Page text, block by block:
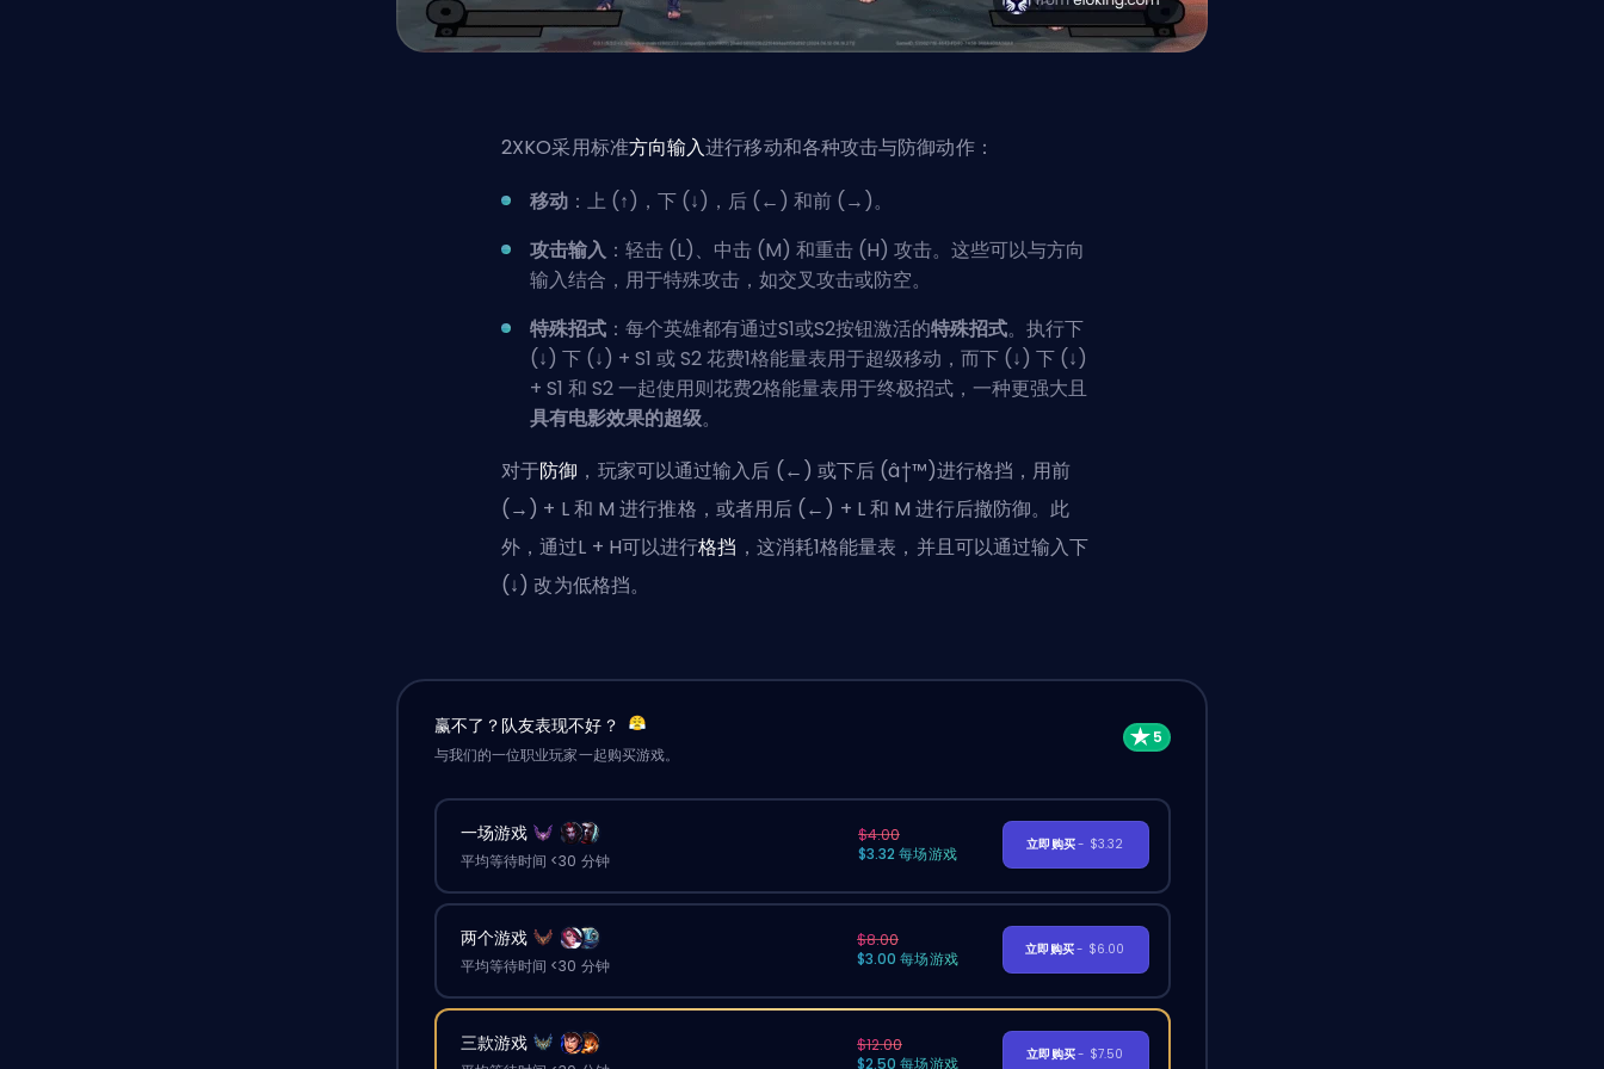
2XKO采用标准方向输入进行移动和各种攻击与防御动作：
移动 ：上 (↑)，下 (↓)，后 (←) 和前 (→)。
攻击输入 ：轻击 (L)、中击 (M) 和重击 (H) 攻击。这些可以与方向
输入结合，用于特殊攻击，如交叉攻击或防空。
特殊招式 ：每个英雄都有通过S1或S2按钮激活的特殊招式。执行下
(↓) 下 (↓) + S1 或 S2 花费1格能量表用于超级移动，而下 (↓) 下 (↓)
+ S1 和 S2 一起使用则花费2格能量表用于终极招式，一种更强大且
具有电影效果的超级。
对于防御 ，玩家可以通过输入后 (←) 或下后 (â†™)进行格挡，用前
(→) + L 和 M 进行推格，或者用后 (←) + L 和 M 进行后撤防御。此
外，通过L + H可以进行格挡 ，这消耗1格能量表，并且可以通过输入下
(↓) 改为低格挡。
赢不了？队友表现不好？
与我们的一位职业玩家一起购买游戏。
一场游戏
平均等待时间 <30 分钟
$4.00
$3.32 每场游戏
立即购买- $3.32
两个游戏
平均等待时间 <30 分钟
$8.00
$3.00 每场游戏
立即购买- $6.00
三款游戏
$12.00
$2.50 每场游戏
立即购买- $7.50